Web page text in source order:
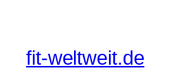
fit-weltweit.de